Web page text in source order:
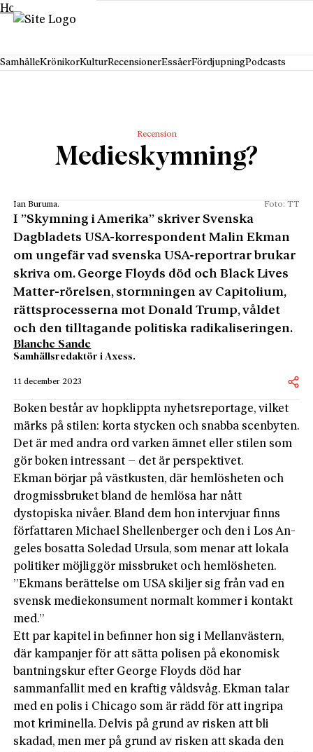
Hoppa till innehåll
SamhälleKrönikorKulturRecensionerEssäerFördjupningPodcasts
Recension
Medieskymning?
Ian Buruma. Foto: TT
I ”Skymning i Amerika” skriver Svenska
Dagbladets USA-korrespondent Malin Ekman
om ungefär vad svenska USA-reportrar brukar
skriva om. George Floyds död och Black Lives
Matter-rörelsen, stormningen av Capitolium,
rättsprocesserna mot Donald Trump, våldet
och den tilltagande politiska radikaliseringen.
Blanche Sande
Samhällsredaktör i Axess.
11 december 2023
Boken består av hopklippta nyhetsreportage, vilket
märks på stilen: korta stycken och snabba scenbyten.
Det är med andra ord varken ämnet eller stilen som
gör boken intressant – det är perspektivet.
Ekman börjar på västkusten, där hemlösheten och
drogmissbruket bland de hemlösa har nått
dystopiska nivåer.­ Bland dem hon intervjuar finns
författaren Michael Shellenberger och den i Los An­
geles bosatta Soledad Ursula, som menar att lokala
politiker möjliggör missbruket och hemlösheten.
”Ekmans berättelse om USA skiljer sig från vad en
svensk mediekonsument normalt kommer i kontakt
med.”
Ett par kapitel in befinner hon sig i Mellanvästern,
där kampanjer för att sätta polisen på ekonomisk
bantningskur efter George Floyds död har
sammanfallit med en kraftig våldsvåg. Ekman talar
med en polis i Chicago som är rädd för att ingripa
mot kriminella. Delvis på grund av risken att bli
skadad, men mer på grund av risken att skada den